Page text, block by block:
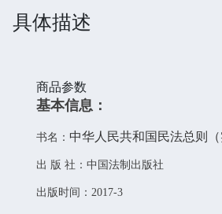
具体描述
商品参数
基本信息：
书名： 中华人民共和国民法总则（
出 版 社：中国法制出版社
出版时间：2017-3